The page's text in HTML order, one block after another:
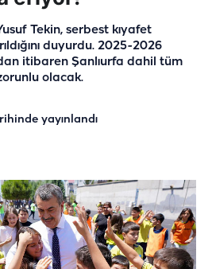
Tekin, serbest kıyafet
duyurdu. 2025-2026
itibaren Şanlıurfa dahil tüm
olacak.
yayınlandı